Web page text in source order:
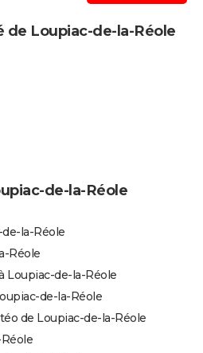
de Loupiac-de-la-Réole
de-la-Réole
la-Réole
Réole
Loupiac-de-la-Réole
de-la-Réole
de Loupiac-de-la-Réole